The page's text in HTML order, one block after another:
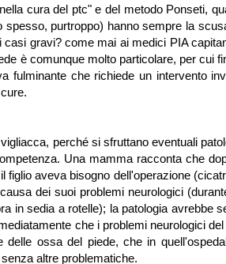
cura del ptc" e del metodo Ponseti,
purtroppo) hanno sempre la
gravi? come mai ai medici PIA
è comunque molto particolare, per cui
fulminante che richiede un intervento
perché si sfruttano eventuali
Una mamma racconta che
figlio aveva bisogno dell'operazione
dei suoi problemi neurologici
in sedia a rotelle); la patologia avrebbe
che i problemi neurologici
ossa del piede, che in
altre problematiche.